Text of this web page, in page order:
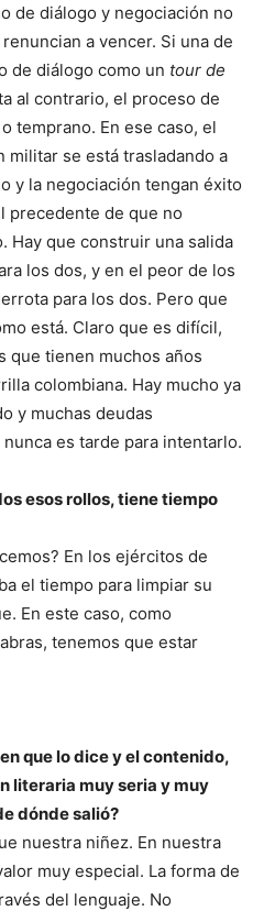
de diálogo y negociación no
a vencer. Si una de
de diálogo como un tour de
al contrario, el proceso de
temprano. En ese caso, el
se está trasladando a
y la negociación tengan éxito
precedente de que no
Hay que construir una salida
los dos, y en el peor de los
para los dos. Pero que
está. Claro que es difícil,
que tienen muchos años
colombiana. Hay mucho ya
y muchas deudas
es tarde para intentarlo.
esos rollos, tiene tiempo
En los ejércitos de
el tiempo para limpiar su
En este caso, como
tenemos que estar
que lo dice y el contenido,
literaria muy seria y muy
dónde salió?
nuestra niñez. En nuestra
muy especial. La forma de
del lenguaje. No